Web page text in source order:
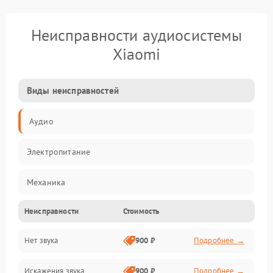
Неисправности аудиосистемы
Xiaomi
Виды неисправностей
Аудио
Электропитание
Механика
Управление
Корпус/Герметичность
Неисправности Стоимость
Нет звука 900 ₽ Подробнее →
Искажения звука 900 ₽ Подробнее →